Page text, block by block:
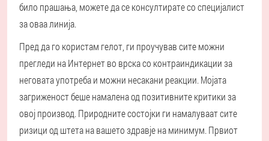
било прашања, можете да се консултирате со специјалист
за оваа линија.
Пред да го користам гелот, ги проучував сите можни
прегледи на Интернет во врска со контраиндикации за
неговата употреба и можни несакани реакции. Мојата
загриженост беше намалена од позитивните критики за
овој производ. Природните состојки ги намалуваат сите
ризици од штета на вашето здравје на минимум. Првиот